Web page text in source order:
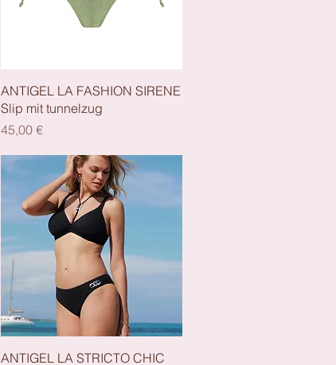
Schnellansicht
ANTIGEL LA FASHION SIRENE
Slip mit tunnelzug
Preis
45,00 €
Schnellansicht
ANTIGEL LA STRICTO CHIC